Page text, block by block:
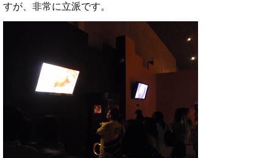
すが、非常に立派です。